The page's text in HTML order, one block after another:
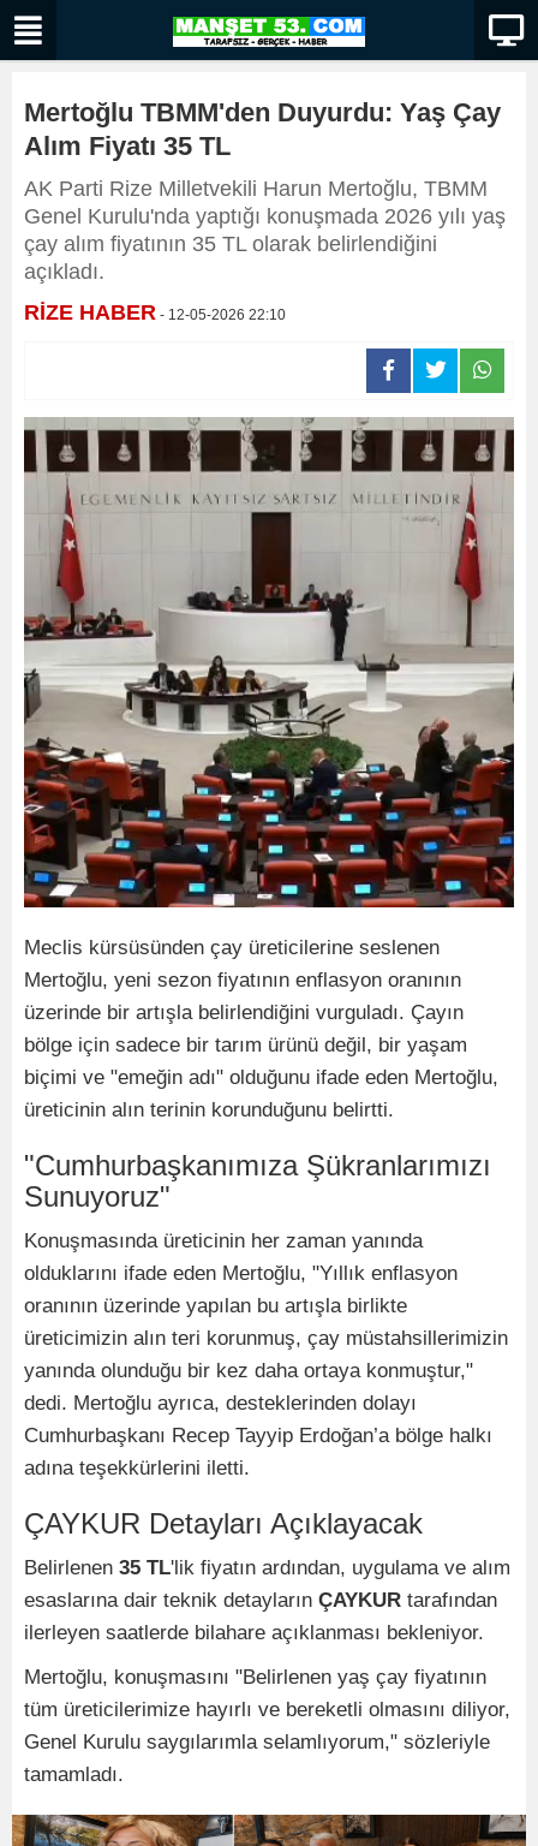
Mertoğlu TBMM'den Duyurdu: Yaş Çay
Alım Fiyatı 35 TL
AK Parti Rize Milletvekili Harun Mertoğlu, TBMM
Genel Kurulu'nda yaptığı konuşmada 2026 yılı yaş
çay alım fiyatının 35 TL olarak belirlendiğini
açıkladı.
RİZE HABER - 12-05-2026 22:10
Meclis kürsüsünden çay üreticilerine seslenen
Mertoğlu, yeni sezon fiyatının enflasyon oranının
üzerinde bir artışla belirlendiğini vurguladı. Çayın
bölge için sadece bir tarım ürünü değil, bir yaşam
biçimi ve "emeğin adı" olduğunu ifade eden Mertoğlu,
üreticinin alın terinin korunduğunu belirtti.
​"Cumhurbaşkanımıza Şükranlarımızı
Sunuyoruz"
​Konuşmasında üreticinin her zaman yanında
olduklarını ifade eden Mertoğlu, "Yıllık enflasyon
oranının üzerinde yapılan bu artışla birlikte
üreticimizin alın teri korunmuş, çay müstahsillerimizin
yanında olunduğu bir kez daha ortaya konmuştur,"
dedi. Mertoğlu ayrıca, desteklerinden dolayı
Cumhurbaşkanı Recep Tayyip Erdoğan’a bölge halkı
adına teşekkürlerini iletti.
​ÇAYKUR Detayları Açıklayacak
​Belirlenen 35 TL'lik fiyatın ardından, uygulama ve alım
esaslarına dair teknik detayların ÇAYKUR tarafından
ilerleyen saatlerde bilahare açıklanması bekleniyor.
​Mertoğlu, konuşmasını "Belirlenen yaş çay fiyatının
tüm üreticilerimize hayırlı ve bereketli olmasını diliyor,
Genel Kurulu saygılarımla selamlıyorum," sözleriyle
tamamladı.